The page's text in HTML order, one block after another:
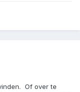
Of over te